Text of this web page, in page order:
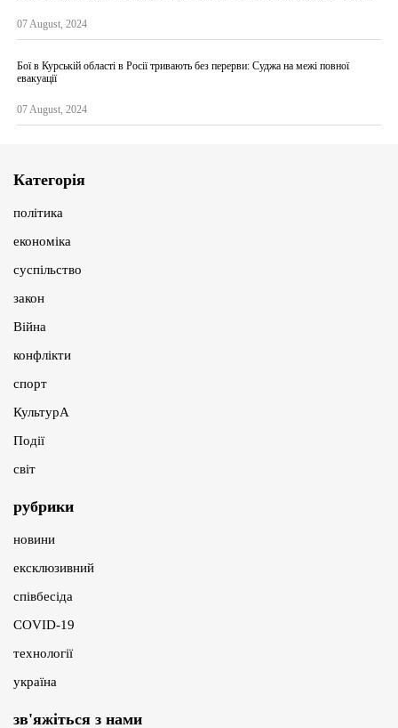
07 August, 2024
Бої в Курській області в Росії тривають без перерви: Суджа на межі повної
евакуації
07 August, 2024
Категорія
політика
економіка
суспільство
закон
Війна
конфлікти
спорт
КультурА
Події
світ
рубрики
новини
ексклюзивний
співбесіда
COVID-19
технології
україна
зв'яжіться з нами